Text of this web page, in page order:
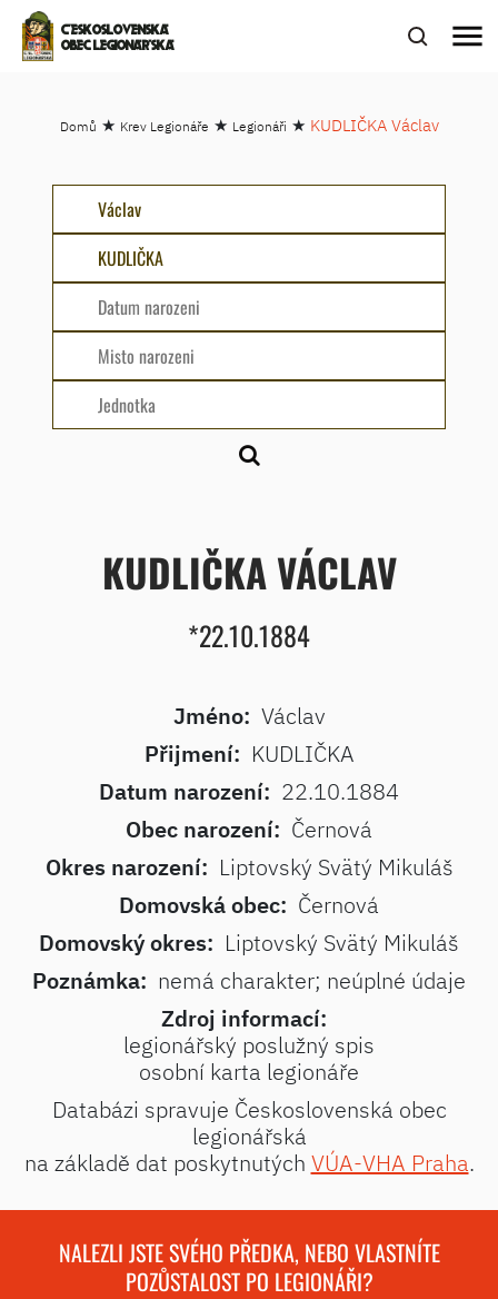
ČESKOSLOVENSKÁ
OBEC LEGIONÁŘSKÁ
menu
Domů ★ Krev Legionáře ★ Legionáři ★ KUDLIČKA Václav
KUDLIČKA VÁCLAV
*22.10.1884
Jméno: Václav
Přijmení: KUDLIČKA
Datum narození: 22.10.1884
Obec narození: Černová
Okres narození: Liptovský Svätý Mikuláš
Domovská obec: Černová
Domovský okres: Liptovský Svätý Mikuláš
Poznámka: nemá charakter; neúplné údaje
Zdroj informací:
legionářský poslužný spis
osobní karta legionáře
Databázi spravuje Československá obec
legionářská
na základě dat poskytnutých VÚA-VHA Praha.
NALEZLI JSTE SVÉHO PŘEDKA, NEBO VLASTNÍTE
POZŮSTALOST PO LEGIONÁŘI?